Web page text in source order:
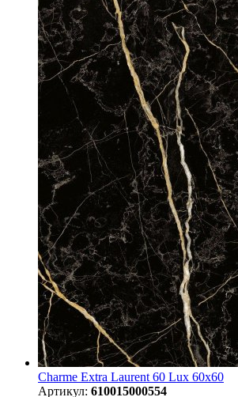
Charme Extra Laurent 60 Lux 60x60
Артикул: 610015000554